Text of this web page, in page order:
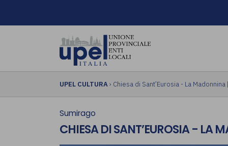
UPEL CULTURA› Chiesa di Sant’Eurosia - La Madonnina
Sumirago
CHIESA DI SANT’EUROSIA - LA